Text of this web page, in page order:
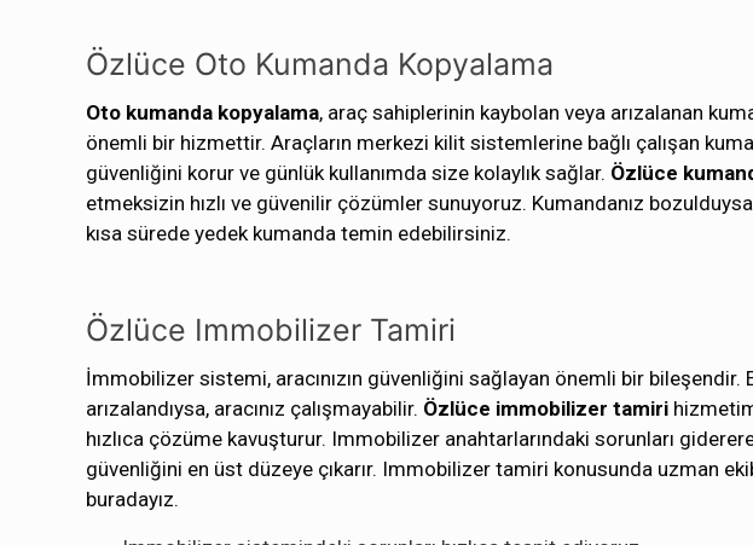
Özlüce Oto Kumanda Kopyalama
Oto kumanda kopyalama, araç sahiplerinin kaybolan veya arızalanan
önemli bir hizmettir. Araçların merkezi kilit sistemlerine bağlı çalışan
güvenliğini korur ve günlük kullanımda size kolaylık sağlar. Özlüce
etmeksizin hızlı ve güvenilir çözümler sunuyoruz. Kumandanız
kısa sürede yedek kumanda temin edebilirsiniz.
Özlüce Immobilizer Tamiri
İmmobilizer sistemi, aracınızın güvenliğini sağlayan önemli bir bileşendir.
arızalandıysa, aracınız çalışmayabilir. Özlüce immobilizer tamiri
hızlıca çözüme kavuşturur. Immobilizer anahtarlarındaki sorunları
güvenliğini en üst düzeye çıkarır. Immobilizer tamiri konusunda uzman
buradayız.